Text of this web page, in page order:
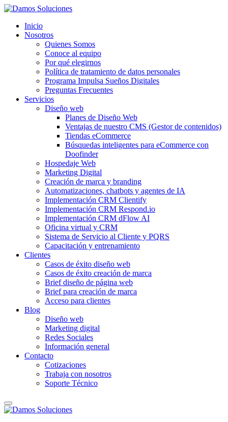
Inicio
Nosotros
Quienes Somos
Conoce al equipo
Por qué elegirnos
Política de tratamiento de datos personales
Programa Impulsa Sueños Digitales
Preguntas Frecuentes
Servicios
Diseño web
Planes de Diseño Web
Ventajas de nuestro CMS (Gestor de contenidos)
Tiendas eCommerce
Búsquedas inteligentes para eCommerce con
Doofinder
Hospedaje Web
Marketing Digital
Creación de marca y branding
Automatizaciones, chatbots y agentes de IA
Implementación CRM Clientify
Implementación CRM Respond.io
Implementación CRM dFlow AI
Oficina virtual y CRM
Sistema de Servicio al Cliente y PQRS
Capacitación y entrenamiento
Clientes
Casos de éxito diseño web
Casos de éxito creación de marca
Brief diseño de página web
Brief para creación de marca
Acceso para clientes
Blog
Diseño web
Marketing digital
Redes Sociales
Información general
Contacto
Cotizaciones
Trabaja con nosotros
Soporte Técnico